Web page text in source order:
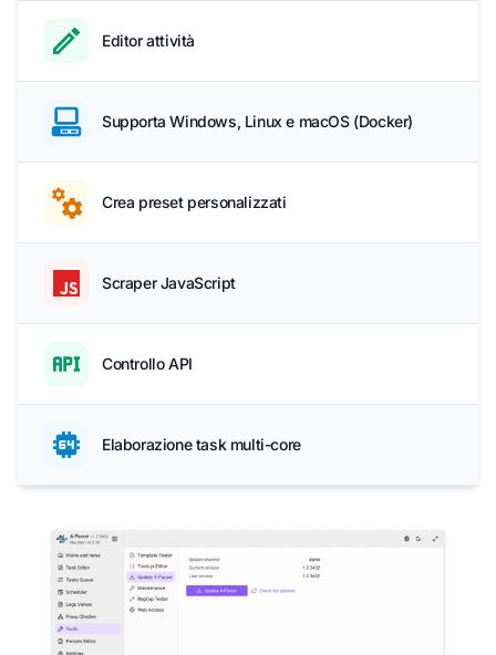
Editor attività
Supporta Windows, Linux e macOS (Docker)
Crea preset personalizzati
Scraper JavaScript
Controllo API
Elaborazione task multi-core